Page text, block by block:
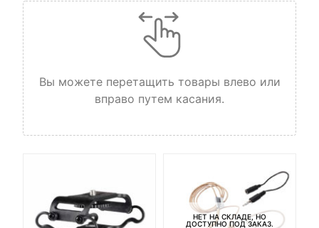
Вы можете перетащить товары влево или
вправо путем касания.
НЕТ НА СКЛАДЕ, НО
ДОСТУПНО ПОД ЗАКАЗ.